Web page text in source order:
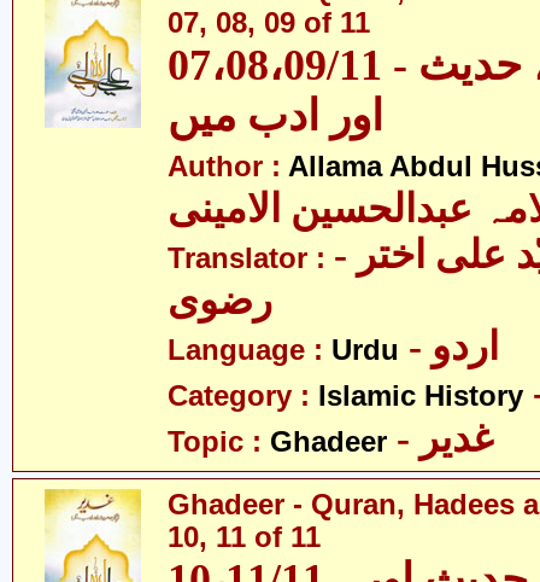
07, 08, 09 of 11
07،08،09/11 - غدیر - قرآن، حدیث
اور ادب میں
Author : Allama Abdul
عبدالحسین الامینی
Translator : - مولانا سیّد علی اختر
رضوی
Language : Urdu - اردو
Category : Islamic History
Topic : Ghadeer - غدیر
Ghadeer - Quran, Hadees
10, 11 of 11